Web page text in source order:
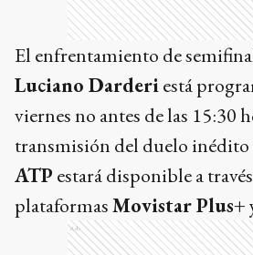
El enfrentamiento de
Luciano Darderiestá
viernes no antes de las 15:30
transmisión del duelo
ATP estará disponible a
plataformasMovistar Plus+
Ads